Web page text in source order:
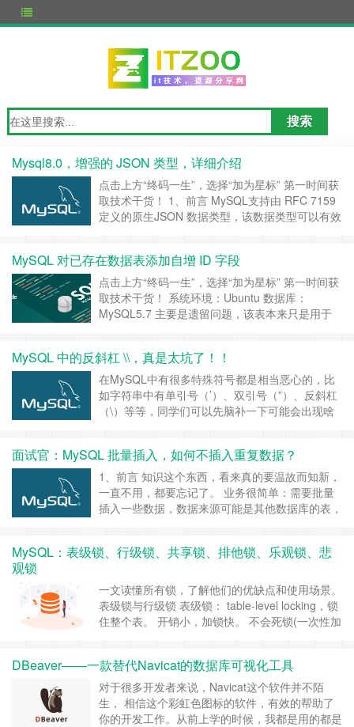
Mysql8.0，增强的 JSON 类型，详细介绍
点击上方“终码一生”，选择“加为星标” 第一时间获
取技术干货！ 1、前言 MySQL支持由 RFC 7159
定义的原生JSON 数据类型，该数据类型可以有效
串类型相比，JSON 数据类型具有以下优势： 自
动验证存储在JS……
继续阅读 »
MySQL 对已存在数据表添加自增 ID 字段
点击上方“终码一生”，选择“加为星标” 第一时间获
取技术干货！ 系统环境：Ubuntu 数据库：
MySQL5.7 主要是遗留问题，该表本来只是用于
的id字段（表中已经存在大量数据，非业务表），
为了节省时间，以下是个人的解决方法。避免了代
码的开发。方法思路供参考！ …… 继续阅读 »
MySQL 中的反斜杠 \\，真是太坑了！！
在MySQL中有很多特殊符号都是相当恶心的，比
如字符串中有单引号（’）、双引号（”）、反斜杠
（\）等等，同学们可以先脑补一下可能会出现啥
劝，这里的水很深，有些东西，你把握不住…《潘
嘎之交》好了，今天咱们就一起针对最膈应人的反
斜杠（\），来看看都有……继续阅读 »
面试官：MySQL 批量插入，如何不插入重复数据？
1、前言 知识这个东西，看来真的要温故而知新，
一直不用，都要忘记了。 业务很简单：需要批量
插入一些数据，数据来源可能是其他数据库的表，
在代码里筛选一下数据，重复的就过滤掉呢？ 向
复，然后插入。 如何提高效率？ 看来这个问题
不……继续阅读 »
MySQL：表级锁、行级锁、共享锁、排他锁、乐观锁、悲
观锁
一文读懂所有锁，了解他们的优缺点和使用场景。
表级锁与行级锁 表级锁： table-level locking，锁
住整个表。 开销小，加锁快。 不会死锁(一次性加
loking，锁住一行记录。 开销大，加锁慢。 会死
锁。 锁粒度小，发生所冲突概率小，并……继续
阅读 »
DBeaver——一款替代Navicat的数据库可视化工具
对于很多开发者来说，Navicat这个软件并不陌
生， 相信这个彩虹色图标的软件，有效的帮助了
你的开发工作。从前上学的时候，我都是用的都是